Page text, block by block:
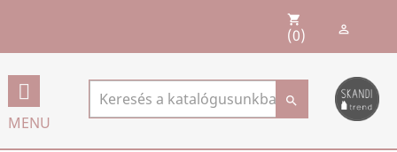
shopping_cart
(0) 
MENU
